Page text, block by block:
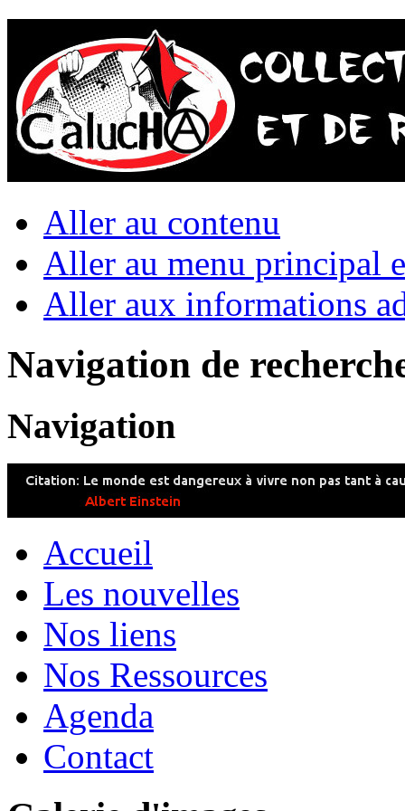
Aller au contenu
Aller au menu principal
Aller aux informations
Navigation de
Navigation
Accueil
Les nouvelles
Nos liens
Nos Ressources
Agenda
Contact